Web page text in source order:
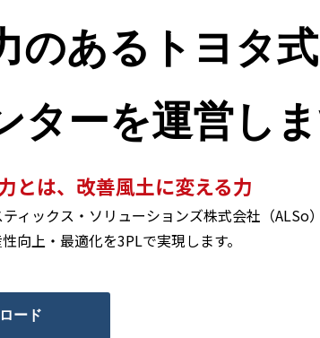
のあるトヨタ
ターを運営し
とは、改善風土に変える力
ィックス・ソリューションズ株式会社（ALSo
向上・最適化を3PLで実現します。
ード